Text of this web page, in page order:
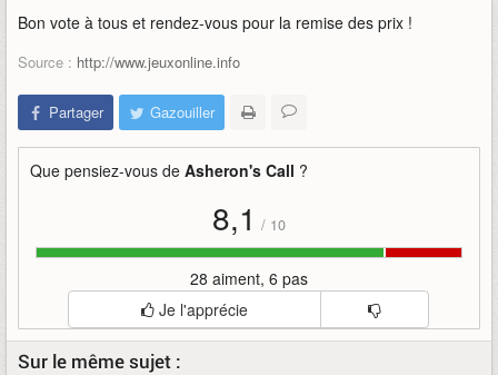
Bon vote à tous et rendez-vous pour la remise des prix !
Source : http://www.jeuxonline.info
Partager Gazouiller
Que pensiez-vous de Asheron's Call ?
8,1 / 10
28 aiment, 6 pas
Je l'apprécie
Sur le même sujet :